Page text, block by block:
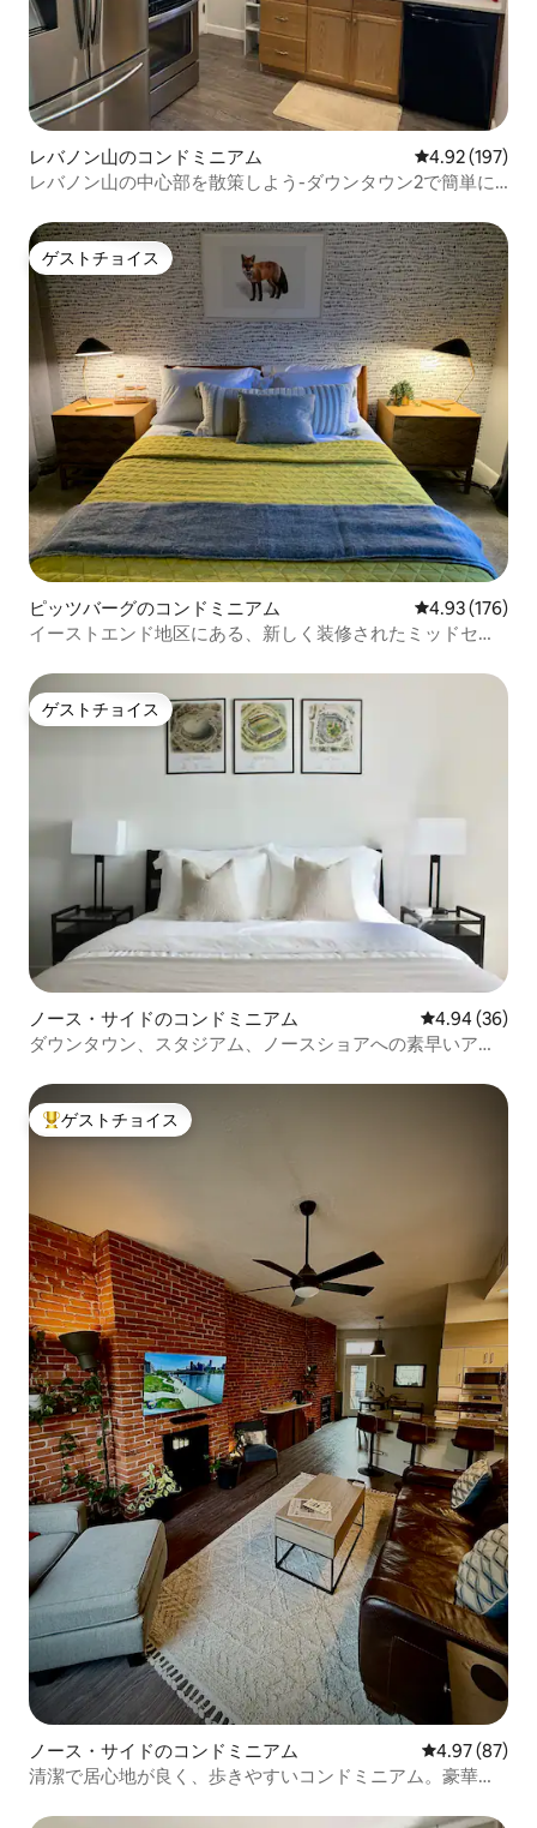
レバノン山のコンドミニアム レビュー197
4.92 (197)
レバノン山の中心部を散策しよう-ダウンタウン2で簡単に
ゲストチョイス
ゲストチョイス
ピッツバーグのコンドミニアム レビュー176
4.93 (176)
イーストエンド地区にある、新しく装修されたミッドセン
ゲストチョイス
ゲストチョイス
ノース・サイドのコンドミニアム レビュー36
4.94 (36)
ダウンタウン、スタジアム、ノースショアへの素早いアク
大好評のゲストチョイスです。
ゲストチョイス
ノース・サイドのコンドミニアム レビュー87
4.97 (87)
清潔で居心地が良く、歩きやすいコンドミニアム。豪華な